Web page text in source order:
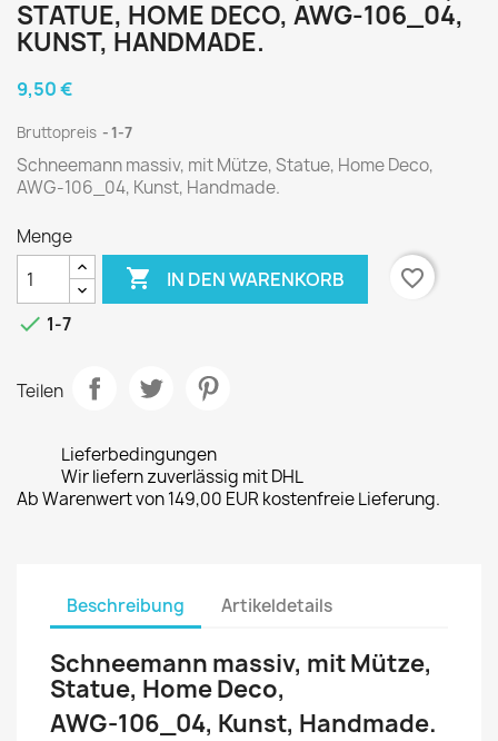
STATUE, HOME DECO, AWG-106_04,
KUNST, HANDMADE.
9,50 €
Bruttopreis 1-7
Schneemann massiv, mit Mütze, Statue, Home Deco,
AWG-106_04, Kunst, Handmade.
Menge
 IN DEN WARENKORB
favorite_border
 1-7
Teilen
Lieferbedingungen
Wir liefern zuverlässig mit DHL
Ab Warenwert von 149,00 EUR kostenfreie Lieferung.
Beschreibung Artikeldetails
Schneemann massiv, mit Mütze,
Statue, Home Deco,
AWG-106_04, Kunst, Handmade.